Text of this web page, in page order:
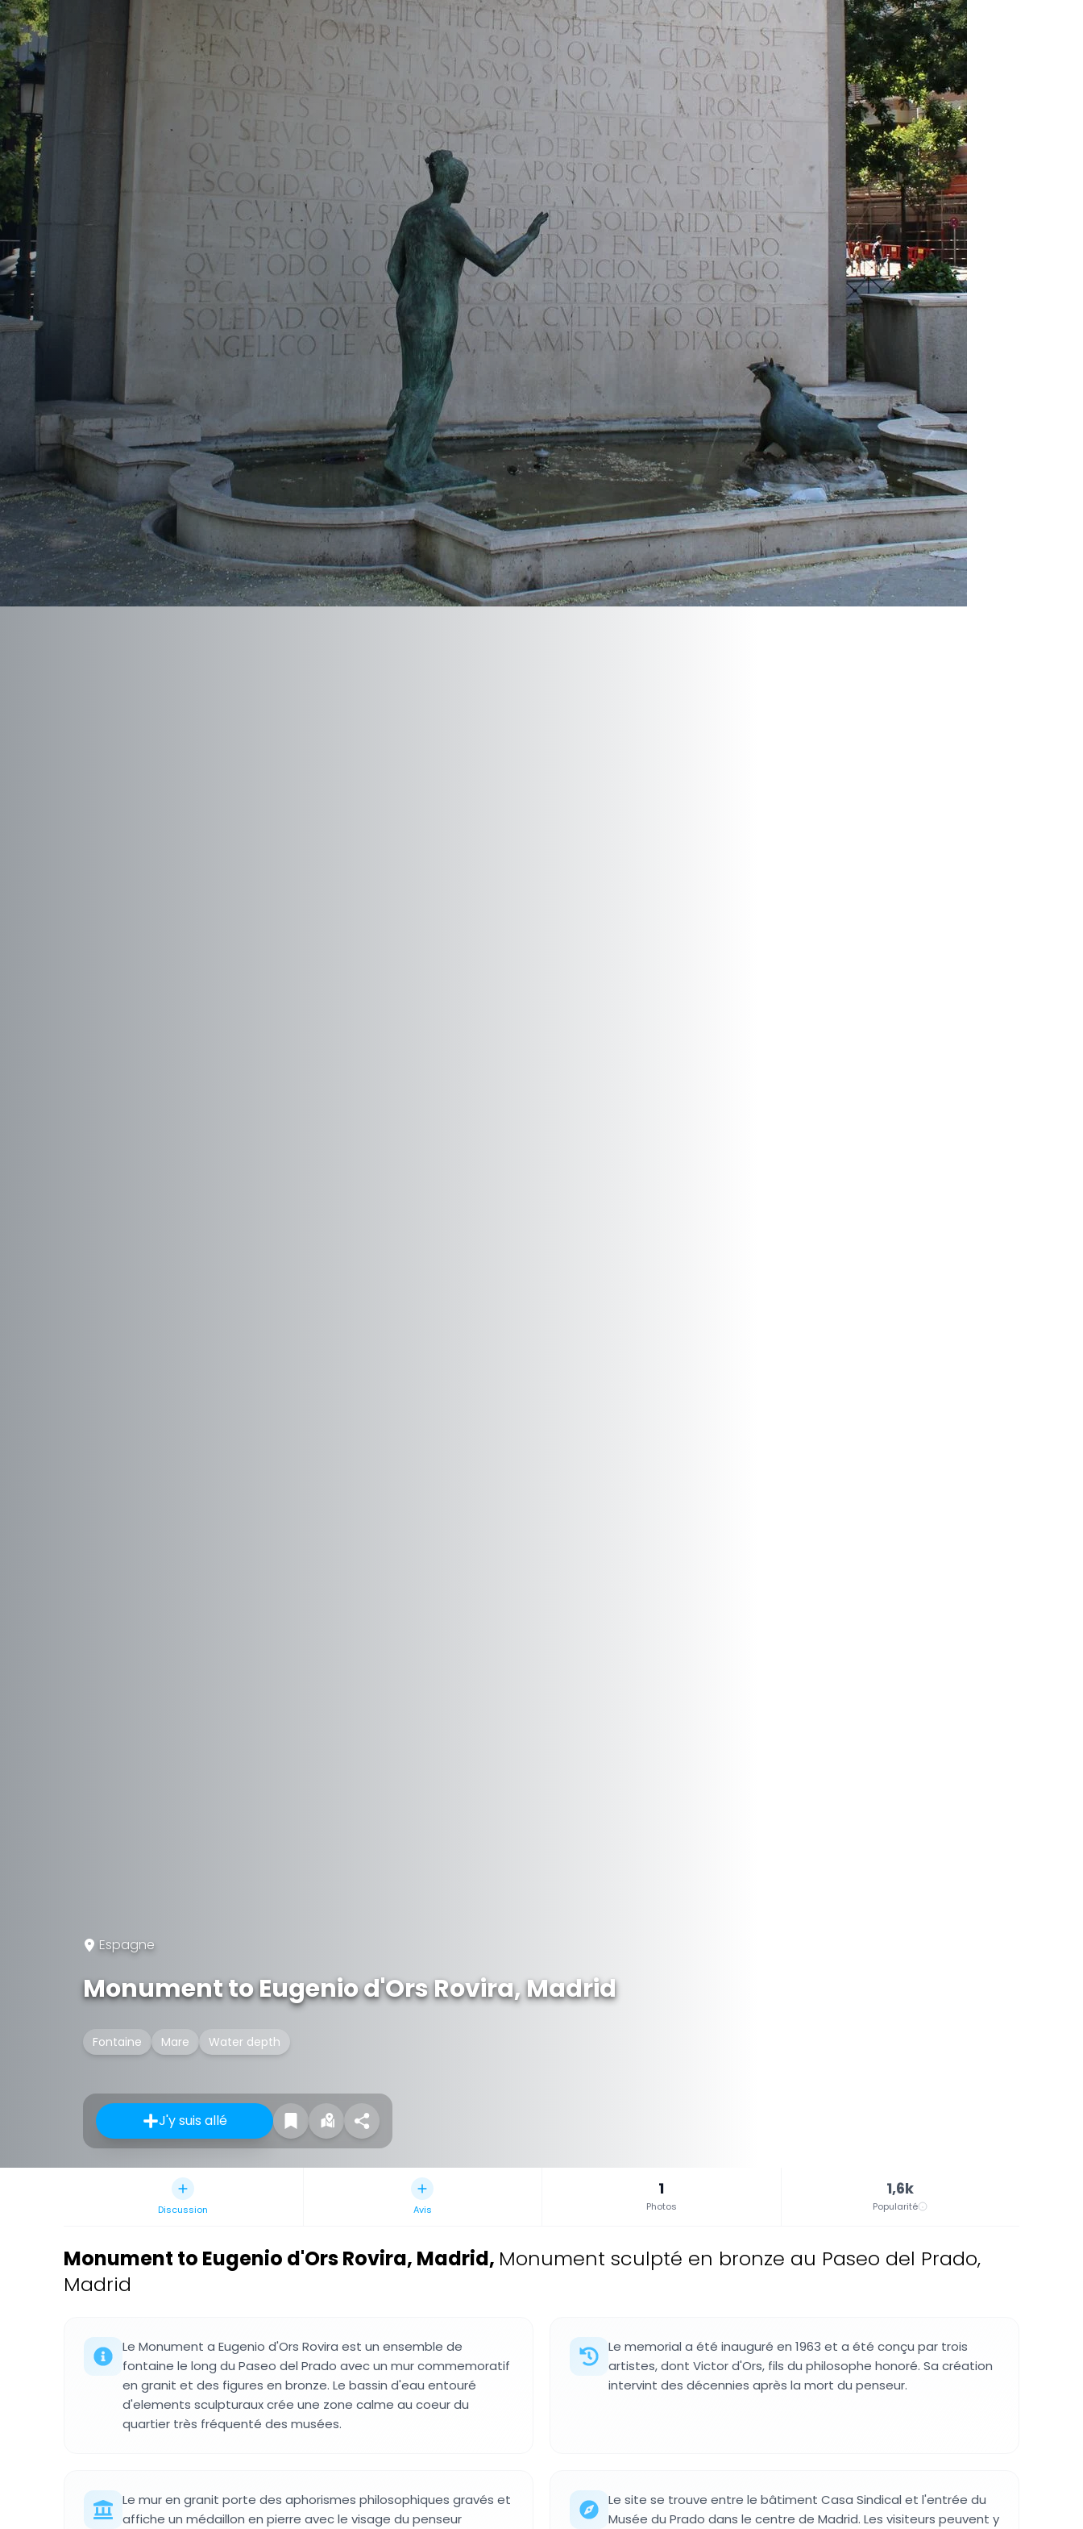
Espagne
Monument to Eugenio d'Ors Rovira, Madrid
Fontaine Mare Water depth
J'y suis allé
Discussion Avis
1
Photos
1,6k
Popularité
Monument to Eugenio d'Ors Rovira, Madrid, Monument sculpté en bronze au Paseo del Prado,
Madrid
Le Monument a Eugenio d'Ors Rovira est un ensemble de
fontaine le long du Paseo del Prado avec un mur commemoratif
en granit et des figures en bronze. Le bassin d'eau entouré
d'elements sculpturaux crée une zone calme au coeur du
quartier très fréquenté des musées.
Le memorial a été inauguré en 1963 et a été conçu par trois
artistes, dont Victor d'Ors, fils du philosophe honoré. Sa création
intervint des décennies après la mort du penseur.
Le mur en granit porte des aphorismes philosophiques gravés et
affiche un médaillon en pierre avec le visage du penseur
Le site se trouve entre le bâtiment Casa Sindical et l'entrée du
Musée du Prado dans le centre de Madrid. Les visiteurs peuvent y